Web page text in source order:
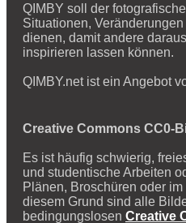
QIMBY soll der
Situationen,
dienen, damit andere
inspirieren lassen können.
QIMBY.net ist ein Angebot
Creative Commons CC0-
Es ist häufig schwierig,
und studentische Arbeiten
Plänen, Broschüren oder
diesem Grund sind alle
bedingungslosen Creative